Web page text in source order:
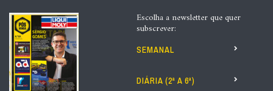
Escolha a newsletter que quer
subscrever:
SEMANAL
DIÁRIA (2ª A 6ª)